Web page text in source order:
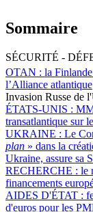
Sommaire
SÉCURITÉ -
OTAN : la
l’Alliance atlantique
Invasion Russe de
ÉTATS-UNIS :
transatlantique sur
UKRAINE : Le
plan » dans la
Ukraine, assure sa
RECHERCHE : le
financements
AIDES D'ÉTAT :
d'euros pour les